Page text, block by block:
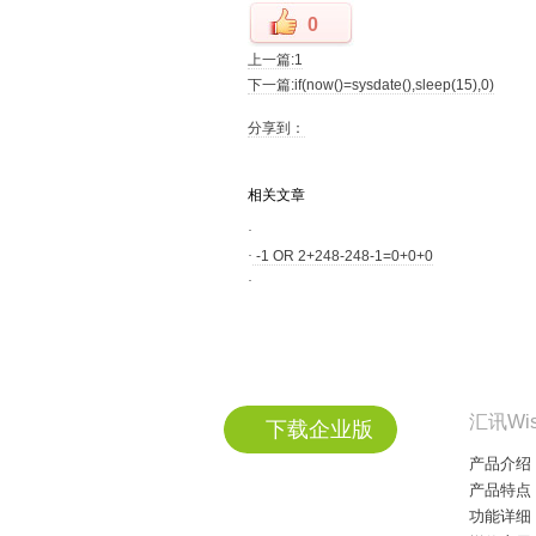
0
上一篇:1
下一篇:if(now()=sysdate(),sleep(15),0)
分享到：
相关文章
·
· -1 OR 2+248-248-1=0+0+0
·
下载企业版 汇讯
产品介绍
产品特点
功能详细